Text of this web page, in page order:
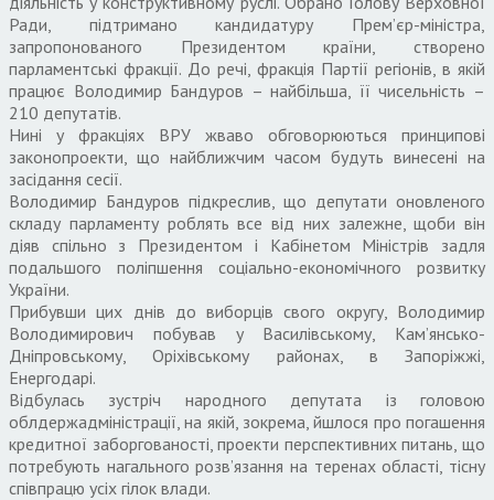
Ради, підтримано кандидатуру Прем’єр-міністра,
запропонованого Президентом країни, створено
парламентські фракції. До речі, фракція Партії регіонів, в якій
працює Володимир Бандуров – найбільша, її чисельність –
210 депутатів.
Нині у фракціях ВРУ жваво обговорюються принципові
законопроекти, що найближчим часом будуть винесені на
засідання сесії.
Володимир Бандуров підкреслив, що депутати оновленого
складу парламенту роблять все від них залежне, щоби він
діяв спільно з Президентом і Кабінетом Міністрів задля
подальшого поліпшення соціально-економічного розвитку
України.
Прибувши цих днів до виборців свого округу, Володимир
Володимирович побував у Василівському, Кам’янсько-
Дніпровському, Оріхівському районах, в Запоріжжі,
Енергодарі.
Відбулась зустріч народного депутата із головою
облдержадміністрації, на якій, зокрема, йшлося про погашення
кредитної заборгованості, проекти перспективних питань, що
потребують нагального розв’язання на теренах області, тісну
співпрацю усіх гілок влади.